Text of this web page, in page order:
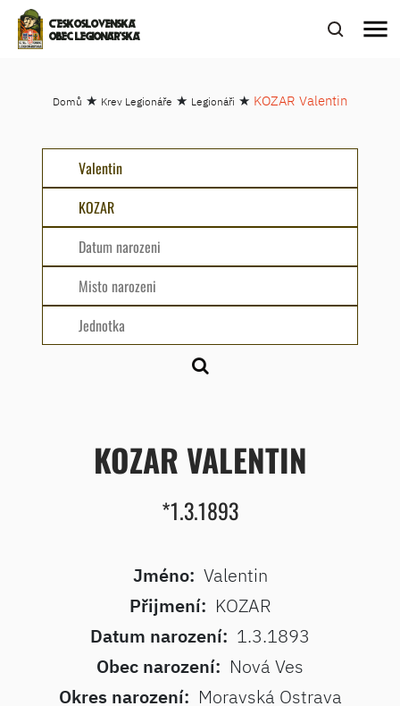
ČESKOSLOVENSKÁ
OBEC LEGIONÁŘSKÁ
menu
Domů ★ Krev Legionáře ★ Legionáři ★ KOZAR Valentin
KOZAR VALENTIN
*1.3.1893
Jméno: Valentin
Přijmení: KOZAR
Datum narození: 1.3.1893
Obec narození: Nová Ves
Okres narození: Moravská Ostrava